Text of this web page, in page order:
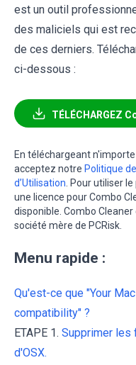
est un outil
des maliciels qui est
de ces derniers.
ci-dessous :
TÉLÉCHARGEZ
En téléchargeant
acceptez notre Politique
d’Utilisation . Pour utiliser
une licence pour Combo
disponible. Combo
société mère de PCRisk.
Menu rapide :
Qu'est-ce que "Your
compatibility" ?
ETAPE 1. Supprimer les
d'OSX.